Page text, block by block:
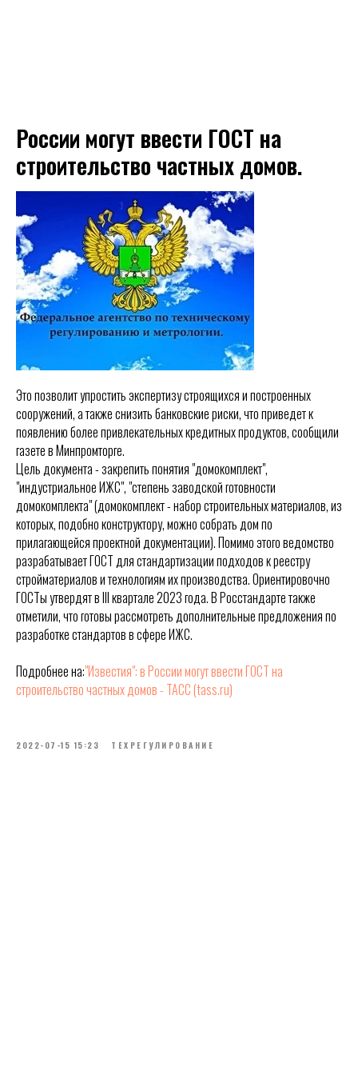
России могут ввести ГОСТ на
строительство частных домов.
Это позволит упростить экспертизу строящихся и построенных
сооружений, а также снизить банковские риски, что приведет к
появлению более привлекательных кредитных продуктов, сообщили
газете в Минпромторге.
Цель документа - закрепить понятия "домокомплект",
"индустриальное ИЖС", "степень заводской готовности
домокомплекта" (домокомплект - набор строительных материалов, из
которых, подобно конструктору, можно собрать дом по
прилагающейся проектной документации). Помимо этого ведомство
разрабатывает ГОСТ для стандартизации подходов к реестру
стройматериалов и технологиям их производства. Ориентировочно
ГОСТы утвердят в III квартале 2023 года. В Росстандарте также
отметили, что готовы рассмотреть дополнительные предложения по
разработке стандартов в сфере ИЖС.
Подробнее на:"Известия": в России могут ввести ГОСТ на
строительство частных домов - ТАСС (tass.ru)
2022-07-15 15:23 ТЕХРЕГУЛИРОВАНИЕ